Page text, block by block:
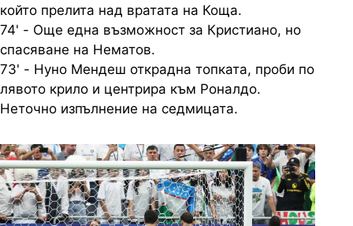
който прелита над вратата на Коща.
74' - Още една възможност за Кристиано, но
спасяване на Нематов.
73' - Нуно Мендеш открадна топката, проби по
лявото крило и центрира към Роналдо.
Неточно изпълнение на седмицата.